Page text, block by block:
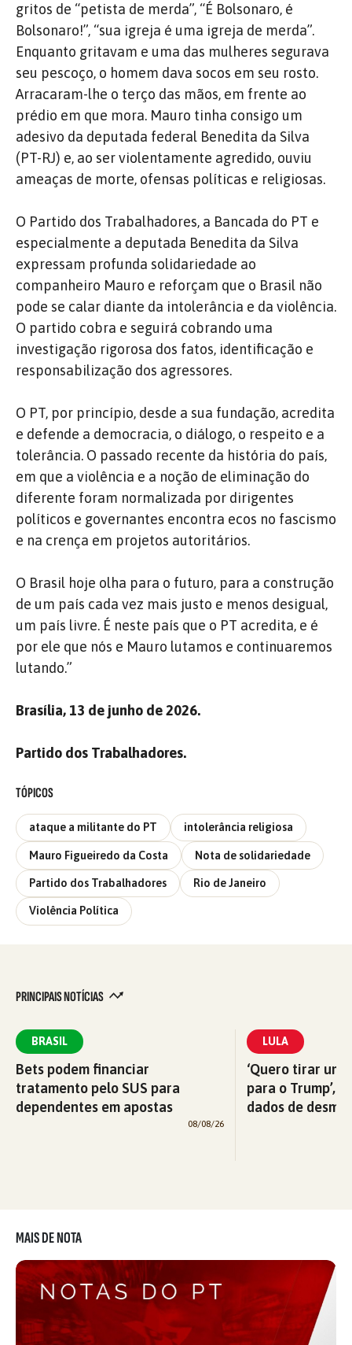
gritos de “petista de merda”, “É Bolsonaro, é
Bolsonaro!”, “sua igreja é uma igreja de merda”.
Enquanto gritavam e uma das mulheres segurava
seu pescoço, o homem dava socos em seu rosto.
Arracaram-lhe o terço das mãos, em frente ao
prédio em que mora. Mauro tinha consigo um
adesivo da deputada federal Benedita da Silva
(PT-RJ) e, ao ser violentamente agredido, ouviu
ameaças de morte, ofensas políticas e religiosas.
O Partido dos Trabalhadores, a Bancada do PT e
especialmente a deputada Benedita da Silva
expressam profunda solidariedade ao
companheiro Mauro e reforçam que o Brasil não
pode se calar diante da intolerância e da violência.
O partido cobra e seguirá cobrando uma
investigação rigorosa dos fatos, identificação e
responsabilização dos agressores.
O PT, por princípio, desde a sua fundação, acredita
e defende a democracia, o diálogo, o respeito e a
tolerância. O passado recente da história do país,
em que a violência e a noção de eliminação do
diferente foram normalizada por dirigentes
políticos e governantes encontra ecos no fascismo
e na crença em projetos autoritários.
O Brasil hoje olha para o futuro, para a construção
de um país cada vez mais justo e menos desigual,
um país livre. É neste país que o PT acredita, e é
por ele que nós e Mauro lutamos e continuaremos
lutando.”
Brasília, 13 de junho de 2026.
Partido dos Trabalhadores.
TÓPICOS
ataque a militante do PT intolerância religiosa
Mauro Figueiredo da Costa Nota de solidariedade
Partido dos Trabalhadores Rio de Janeiro
Violência Política
PRINCIPAIS NOTÍCIAS
BRASIL
Bets podem financiar
tratamento pelo SUS para
dependentes em apostas
08/08/26
LULA
‘Quero tirar
para o Trump’,
dados de
MAIS DE NOTA